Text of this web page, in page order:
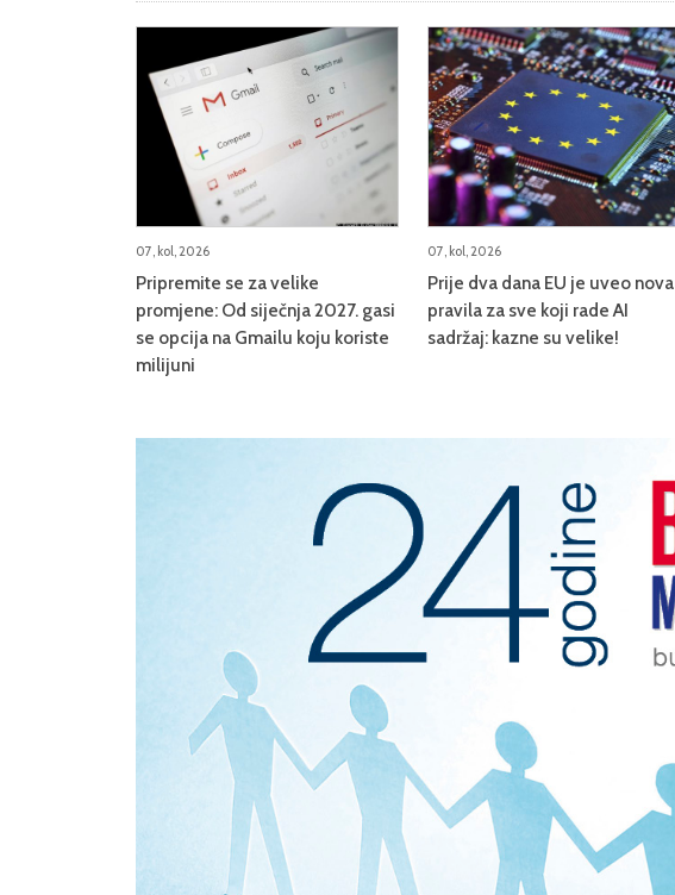
07, kol, 2026
Pripremite se za velike
promjene: Od siječnja 2027. gasi
se opcija na Gmailu koju koriste
milijuni
07, kol, 2026
Prije dva dana EU je uveo nova
pravila za sve koji rade AI
sadržaj: kazne su velike!